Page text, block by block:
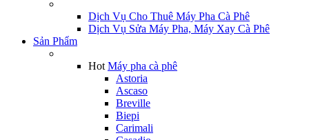
Dịch Vụ Cho Thuê Máy Pha Cà Phê
Dịch Vụ Sửa Máy Pha, Máy Xay Cà Phê
Sản Phẩm
Hot Máy pha cà phê
Astoria
Ascaso
Breville
Biepi
Carimali